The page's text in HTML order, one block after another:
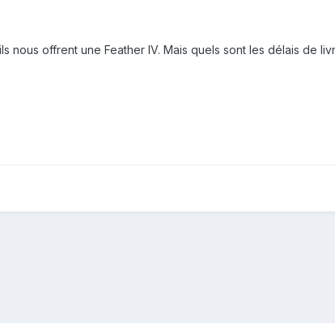
offrent une Feather IV. Mais quels sont les délais de